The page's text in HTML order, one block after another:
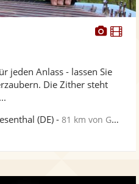
Fotos
jeden Anlass - lassen Sie
Die Zither steht
(DE) -81 km von Gera